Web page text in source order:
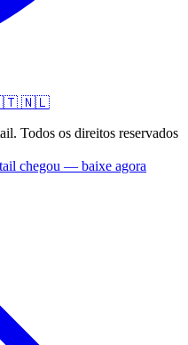
🇳🇱
Todos os direitos reservados
chegou — baixe agora